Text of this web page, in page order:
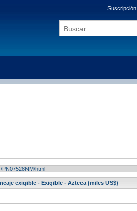
Suscripción
html
exigible - Exigible - Azteca (miles US$)